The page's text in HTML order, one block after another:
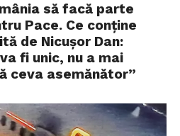
să facă parte
Pace. Ce conține
de Nicușor Dan:
fi unic, nu a mai
ceva asemănător”